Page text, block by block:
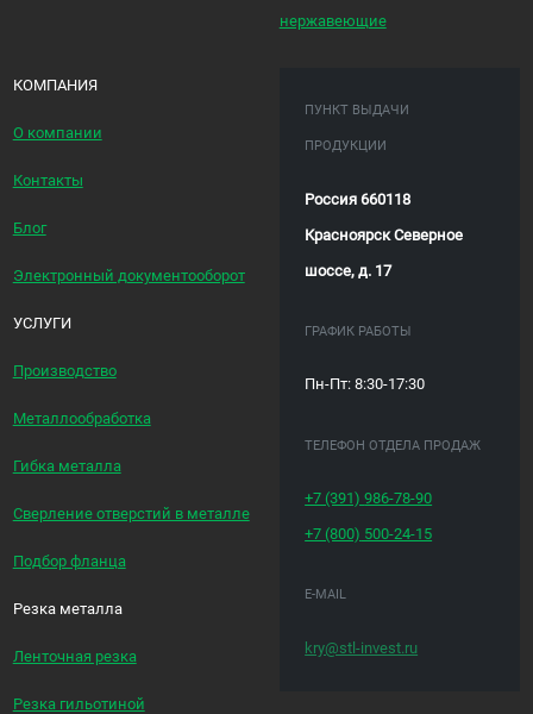
нержавеющие
КОМПАНИЯ
О компании
Контакты
Блог
Электронный документооборот
УСЛУГИ
Производство
Металлообработка
Гибка металла
Сверление отверстий в металле
Подбор фланца
Резка металла
Ленточная резка
Резка гильотиной
ПУНКТ ВЫДАЧИ
ПРОДУКЦИИ
Россия 660118
Красноярск Северное
шоссе, д. 17
ГРАФИК РАБОТЫ
Пн-Пт: 8:30-17:30
ТЕЛЕФОН ОТДЕЛА ПРОДАЖ
+7 (391)986-78-90
+7 (800) 500-24-15
E-MAIL
kry@stl-invest.ru